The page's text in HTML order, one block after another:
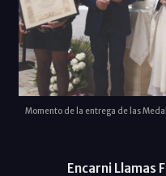
Momento de la entrega de las
Encarni Llamas